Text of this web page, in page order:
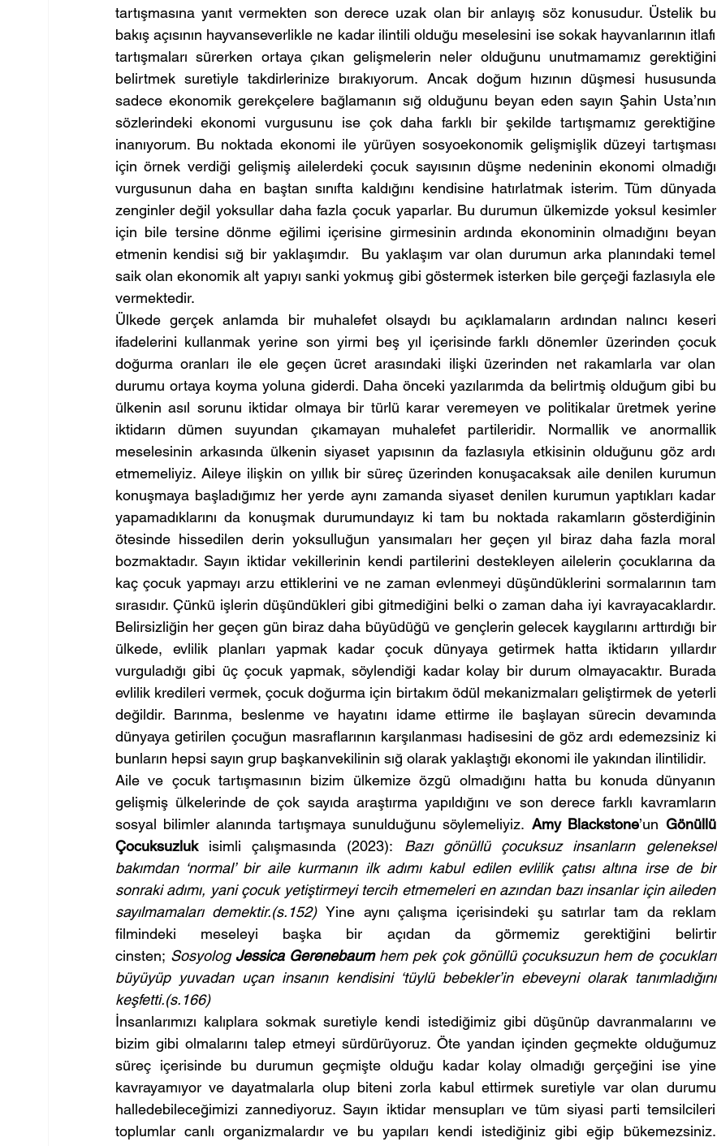
tartışmasına yanıt vermekten son derece uzak olan bir anlayış söz konusudur. Üstelik bu
bakış açısının hayvanseverlikle ne kadar ilintili olduğu meselesini ise sokak hayvanlarının itlafı
tartışmaları sürerken ortaya çıkan gelişmelerin neler olduğunu unutmamamız gerektiğini
belirtmek suretiyle takdirlerinize bırakıyorum. Ancak doğum hızının düşmesi hususunda
sadece ekonomik gerekçelere bağlamanın sığ olduğunu beyan eden sayın Şahin Usta’nın
sözlerindeki ekonomi vurgusunu ise çok daha farklı bir şekilde tartışmamız gerektiğine
inanıyorum. Bu noktada ekonomi ile yürüyen sosyoekonomik gelişmişlik düzeyi tartışması
için örnek verdiği gelişmiş ailelerdeki çocuk sayısının düşme nedeninin ekonomi olmadığı
vurgusunun daha en baştan sınıfta kaldığını kendisine hatırlatmak isterim. Tüm dünyada
zenginler değil yoksullar daha fazla çocuk yaparlar. Bu durumun ülkemizde yoksul kesimler
için bile tersine dönme eğilimi içerisine girmesinin ardında ekonominin olmadığını beyan
etmenin kendisi sığ bir yaklaşımdır.  Bu yaklaşım var olan durumun arka planındaki temel
saik olan ekonomik alt yapıyı sanki yokmuş gibi göstermek isterken bile gerçeği fazlasıyla ele
vermektedir.
Ülkede gerçek anlamda bir muhalefet olsaydı bu açıklamaların ardından nalıncı keseri
ifadelerini kullanmak yerine son yirmi beş yıl içerisinde farklı dönemler üzerinden çocuk
doğurma oranları ile ele geçen ücret arasındaki ilişki üzerinden net rakamlarla var olan
durumu ortaya koyma yoluna giderdi. Daha önceki yazılarımda da belirtmiş olduğum gibi bu
ülkenin asıl sorunu iktidar olmaya bir türlü karar veremeyen ve politikalar üretmek yerine
iktidarın dümen suyundan çıkamayan muhalefet partileridir. Normallik ve anormallik
meselesinin arkasında ülkenin siyaset yapısının da fazlasıyla etkisinin olduğunu göz ardı
etmemeliyiz. Aileye ilişkin on yıllık bir süreç üzerinden konuşacaksak aile denilen kurumun
konuşmaya başladığımız her yerde aynı zamanda siyaset denilen kurumun yaptıkları kadar
yapamadıklarını da konuşmak durumundayız ki tam bu noktada rakamların gösterdiğinin
ötesinde hissedilen derin yoksulluğun yansımaları her geçen yıl biraz daha fazla moral
bozmaktadır. Sayın iktidar vekillerinin kendi partilerini destekleyen ailelerin çocuklarına da
kaç çocuk yapmayı arzu ettiklerini ve ne zaman evlenmeyi düşündüklerini sormalarının tam
sırasıdır. Çünkü işlerin düşündükleri gibi gitmediğini belki o zaman daha iyi kavrayacaklardır.
Belirsizliğin her geçen gün biraz daha büyüdüğü ve gençlerin gelecek kaygılarını arttırdığı bir
ülkede, evlilik planları yapmak kadar çocuk dünyaya getirmek hatta iktidarın yıllardır
vurguladığı gibi üç çocuk yapmak, söylendiği kadar kolay bir durum olmayacaktır. Burada
evlilik kredileri vermek, çocuk doğurma için birtakım ödül mekanizmaları geliştirmek de yeterli
değildir. Barınma, beslenme ve hayatını idame ettirme ile başlayan sürecin devamında
dünyaya getirilen çocuğun masraflarının karşılanması hadisesini de göz ardı edemezsiniz ki
bunların hepsi sayın grup başkanvekilinin sığ olarak yaklaştığı ekonomi ile yakından ilintilidir.
Aile ve çocuk tartışmasının bizim ülkemize özgü olmadığını hatta bu konuda dünyanın
gelişmiş ülkelerinde de çok sayıda araştırma yapıldığını ve son derece farklı kavramların
sosyal bilimler alanında tartışmaya sunulduğunu söylemeliyiz. Amy Blackstone’un Gönüllü
Çocuksuzluk isimli çalışmasında (2023): Bazı gönüllü çocuksuz insanların geleneksel
bakımdan ‘normal’ bir aile kurmanın ilk adımı kabul edilen evlilik çatısı altına irse de bir
sonraki adımı, yani çocuk yetiştirmeyi tercih etmemeleri en azından bazı insanlar için aileden
sayılmamaları demektir.(s.152) Yine aynı çalışma içerisindeki şu satırlar tam da reklam
filmindeki meseleyi başka bir açıdan da görmemiz gerektiğini belirtir
cinsten; Sosyolog Jessica Gerenebaum hem pek çok gönüllü çocuksuzun hem de çocukları
büyüyüp yuvadan uçan insanın kendisini ‘tüylü bebekler’in ebeveyni olarak tanımladığını
keşfetti.(s.166)
İnsanlarımızı kalıplara sokmak suretiyle kendi istediğimiz gibi düşünüp davranmalarını ve
bizim gibi olmalarını talep etmeyi sürdürüyoruz. Öte yandan içinden geçmekte olduğumuz
süreç içerisinde bu durumun geçmişte olduğu kadar kolay olmadığı gerçeğini ise yine
kavrayamıyor ve dayatmalarla olup biteni zorla kabul ettirmek suretiyle var olan durumu
halledebileceğimizi zannediyoruz. Sayın iktidar mensupları ve tüm siyasi parti temsilcileri
toplumlar canlı organizmalardır ve bu yapıları kendi istediğiniz gibi eğip bükemezsiniz.